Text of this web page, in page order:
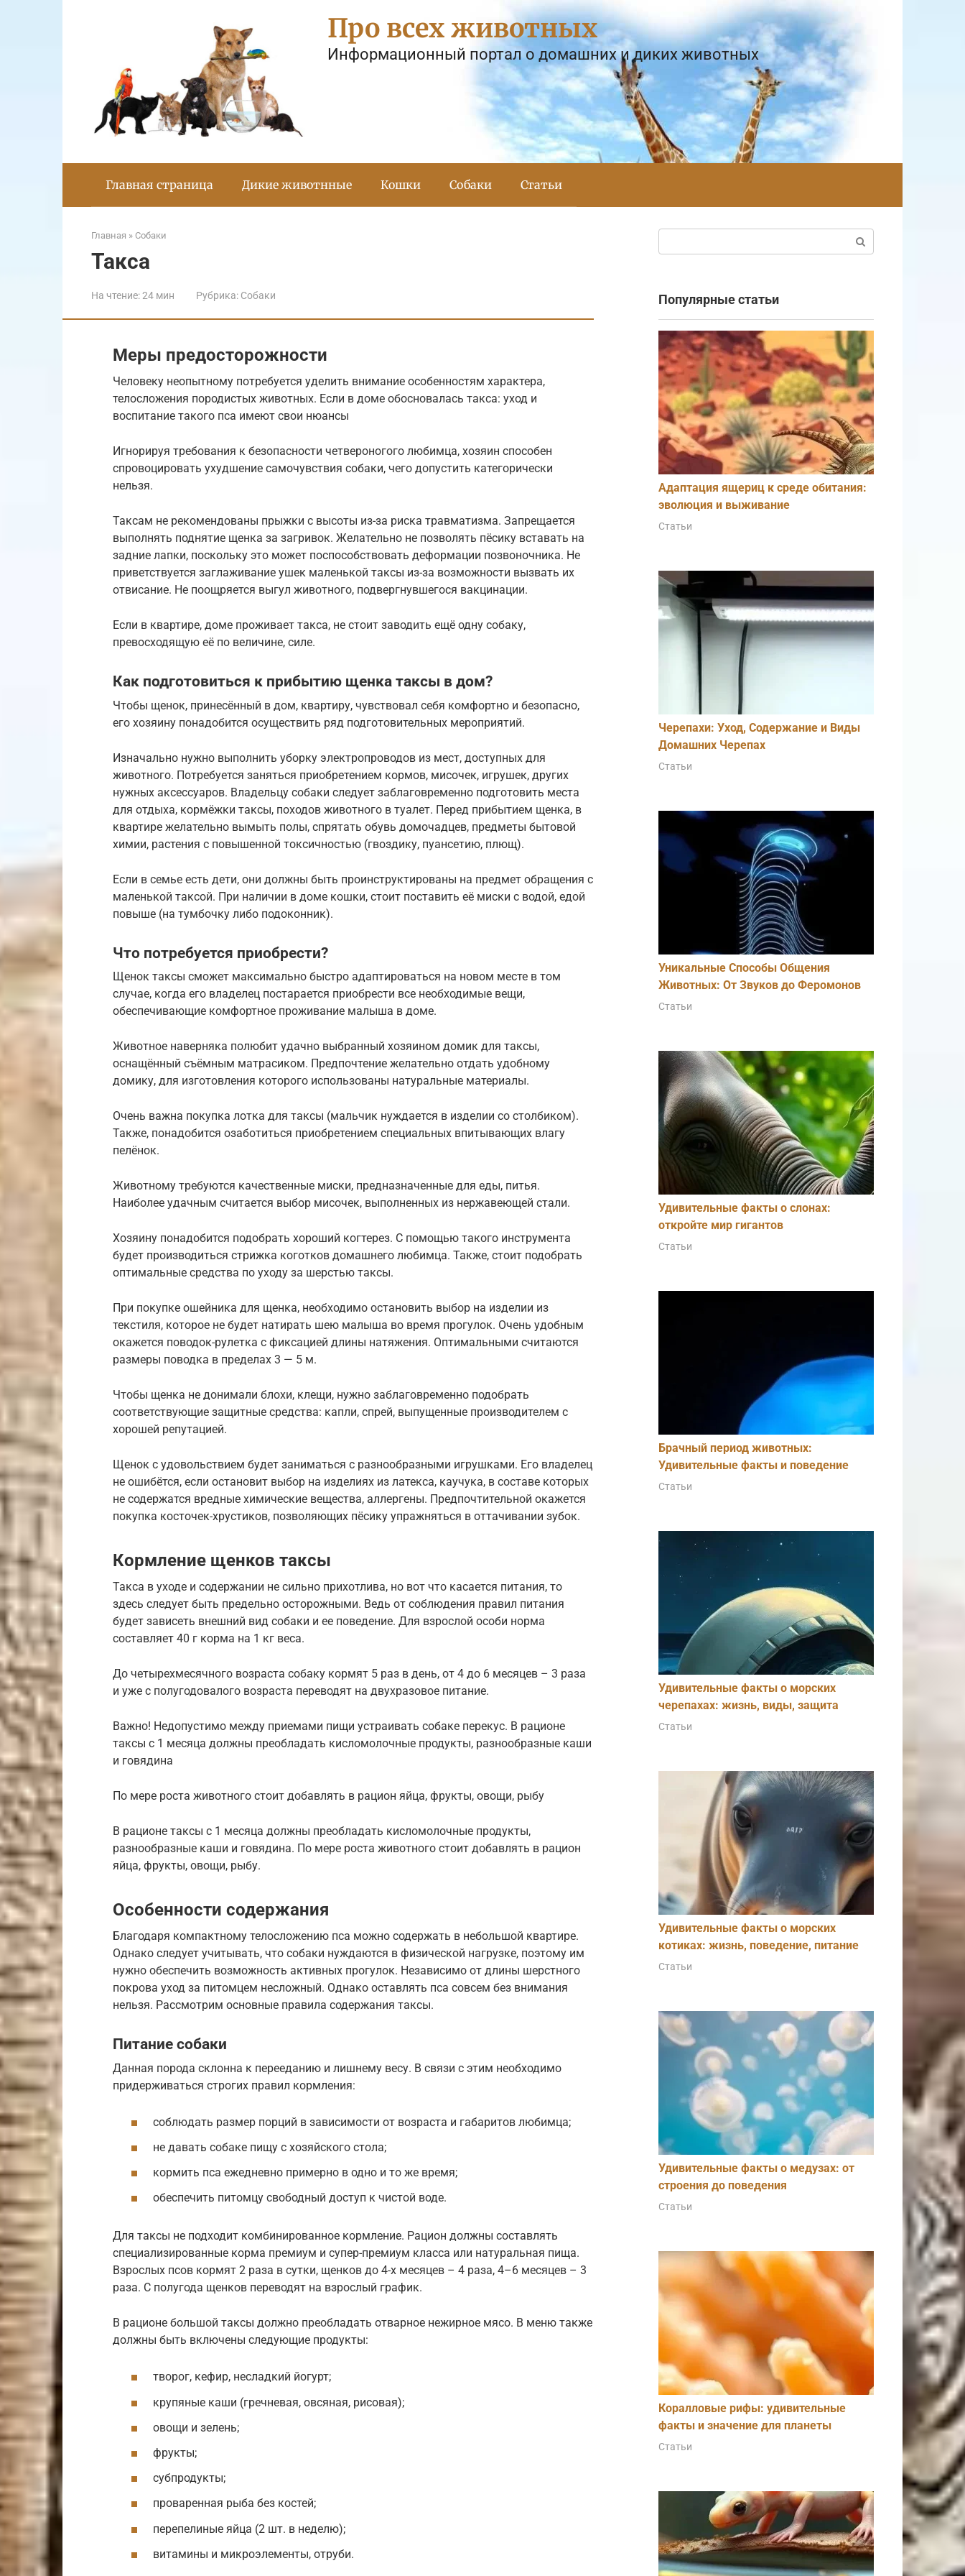
Про всех животных
Информационный портал о домашних и диких животных
Главная страница Дикие животнные Кошки Собаки Статьи
Главная » Собаки
Такса
На чтение:24 мин Рубрика: Собаки
Меры предосторожности
Человеку неопытному потребуется уделить внимание особенностям характера,
телосложения породистых животных. Если в доме обосновалась такса: уход и
воспитание такого пса имеют свои нюансы
Игнорируя требования к безопасности четвероногого любимца, хозяин способен
спровоцировать ухудшение самочувствия собаки, чего допустить категорически
нельзя.
Таксам не рекомендованы прыжки с высоты из-за риска травматизма. Запрещается
выполнять поднятие щенка за загривок. Желательно не позволять пёсику вставать на
задние лапки, поскольку это может поспособствовать деформации позвоночника. Не
приветствуется заглаживание ушек маленькой таксы из-за возможности вызвать их
отвисание. Не поощряется выгул животного, подвергнувшегося вакцинации.
Если в квартире, доме проживает такса, не стоит заводить ещё одну собаку,
превосходящую её по величине, силе.
Как подготовиться к прибытию щенка таксы в дом?
Чтобы щенок, принесённый в дом, квартиру, чувствовал себя комфортно и безопасно,
его хозяину понадобится осуществить ряд подготовительных мероприятий.
Изначально нужно выполнить уборку электропроводов из мест, доступных для
животного. Потребуется заняться приобретением кормов, мисочек, игрушек, других
нужных аксессуаров. Владельцу собаки следует заблаговременно подготовить места
для отдыха, кормёжки таксы, походов животного в туалет. Перед прибытием щенка, в
квартире желательно вымыть полы, спрятать обувь домочадцев, предметы бытовой
химии, растения с повышенной токсичностью (гвоздику, пуансетию, плющ).
Если в семье есть дети, они должны быть проинструктированы на предмет обращения с
маленькой таксой. При наличии в доме кошки, стоит поставить её миски с водой, едой
повыше (на тумбочку либо подоконник).
Что потребуется приобрести?
Щенок таксы сможет максимально быстро адаптироваться на новом месте в том
случае, когда его владелец постарается приобрести все необходимые вещи,
обеспечивающие комфортное проживание малыша в доме.
Животное наверняка полюбит удачно выбранный хозяином домик для таксы,
оснащённый съёмным матрасиком. Предпочтение желательно отдать удобному
домику, для изготовления которого использованы натуральные материалы.
Очень важна покупка лотка для таксы (мальчик нуждается в изделии со столбиком).
Также, понадобится озаботиться приобретением специальных впитывающих влагу
пелёнок.
Животному требуются качественные миски, предназначенные для еды, питья.
Наиболее удачным считается выбор мисочек, выполненных из нержавеющей стали.
Хозяину понадобится подобрать хороший когтерез. С помощью такого инструмента
будет производиться стрижка коготков домашнего любимца. Также, стоит подобрать
оптимальные средства по уходу за шерстью таксы.
При покупке ошейника для щенка, необходимо остановить выбор на изделии из
текстиля, которое не будет натирать шею малыша во время прогулок. Очень удобным
окажется поводок-рулетка с фиксацией длины натяжения. Оптимальными считаются
размеры поводка в пределах 3 — 5 м.
Чтобы щенка не донимали блохи, клещи, нужно заблаговременно подобрать
соответствующие защитные средства: капли, спрей, выпущенные производителем с
хорошей репутацией.
Щенок с удовольствием будет заниматься с разнообразными игрушками. Его владелец
не ошибётся, если остановит выбор на изделиях из латекса, каучука, в составе которых
не содержатся вредные химические вещества, аллергены. Предпочтительной окажется
покупка косточек-хрустиков, позволяющих пёсику упражняться в оттачивании зубок.
Кормление щенков таксы
Такса в уходе и содержании не сильно прихотлива, но вот что касается питания, то
здесь следует быть предельно осторожными. Ведь от соблюдения правил питания
будет зависеть внешний вид собаки и ее поведение. Для взрослой особи норма
составляет 40 г корма на 1 кг веса.
До четырехмесячного возраста собаку кормят 5 раз в день, от 4 до 6 месяцев – 3 раза
и уже с полугодовалого возраста переводят на двухразовое питание.
Важно! Недопустимо между приемами пищи устраивать собаке перекус. В рационе
таксы с 1 месяца должны преобладать кисломолочные продукты, разнообразные каши
и говядина
По мере роста животного стоит добавлять в рацион яйца, фрукты, овощи, рыбу
В рационе таксы с 1 месяца должны преобладать кисломолочные продукты,
разнообразные каши и говядина. По мере роста животного стоит добавлять в рацион
яйца, фрукты, овощи, рыбу.
Особенности содержания
Благодаря компактному телосложению пса можно содержать в небольшой квартире.
Однако следует учитывать, что собаки нуждаются в физической нагрузке, поэтому им
нужно обеспечить возможность активных прогулок. Независимо от длины шерстного
покрова уход за питомцем несложный. Однако оставлять пса совсем без внимания
нельзя. Рассмотрим основные правила содержания таксы.
Питание собаки
Данная порода склонна к перееданию и лишнему весу. В связи с этим необходимо
придерживаться строгих правил кормления:
соблюдать размер порций в зависимости от возраста и габаритов любимца;
не давать собаке пищу с хозяйского стола;
кормить пса ежедневно примерно в одно и то же время;
обеспечить питомцу свободный доступ к чистой воде.
Для таксы не подходит комбинированное кормление. Рацион должны составлять
специализированные корма премиум и супер-премиум класса или натуральная пища.
Взрослых псов кормят 2 раза в сутки, щенков до 4-х месяцев – 4 раза, 4–6 месяцев – 3
раза. С полугода щенков переводят на взрослый график.
В рационе большой таксы должно преобладать отварное нежирное мясо. В меню также
должны быть включены следующие продукты:
творог, кефир, несладкий йогурт;
крупяные каши (гречневая, овсяная, рисовая);
овощи и зелень;
фрукты;
субпродукты;
проваренная рыба без костей;
перепелиные яйца (2 шт. в неделю);
витамины и микроэлементы, отруби.
Популярные статьи
Адаптация ящериц к среде обитания:
эволюция и выживание
Статьи
Черепахи: Уход, Содержание и Виды
Домашних Черепах
Статьи
Уникальные Способы Общения
Животных: От Звуков до Феромонов
Статьи
Удивительные факты о слонах:
откройте мир гигантов
Статьи
Брачный период животных:
Удивительные факты и поведение
Статьи
Удивительные факты о морских
черепахах: жизнь, виды, защита
Статьи
Удивительные факты о морских
котиках: жизнь, поведение, питание
Статьи
Удивительные факты о медузах: от
строения до поведения
Статьи
Коралловые рифы: удивительные
факты и значение для планеты
Статьи